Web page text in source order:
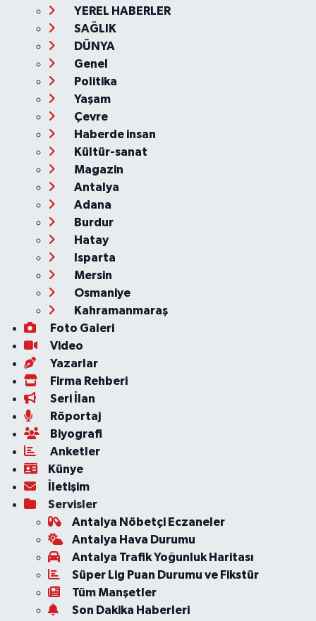
YEREL HABERLER
SAĞLIK
DÜNYA
Genel
Politika
Yaşam
Çevre
Haberde insan
Kültür-sanat
Magazin
Antalya
Adana
Burdur
Hatay
Isparta
Mersin
Osmaniye
Kahramanmaraş
Foto Galeri
Video
Yazarlar
Firma Rehberi
Seri İlan
Röportaj
Biyografi
Anketler
Künye
İletişim
Servisler
Antalya Nöbetçi Eczaneler
Antalya Hava Durumu
Antalya Trafik Yoğunluk Haritası
Süper Lig Puan Durumu ve Fikstür
Tüm Manşetler
Son Dakika Haberleri